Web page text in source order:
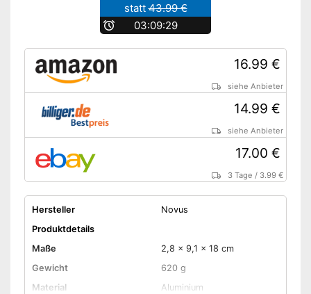
statt 43.99 €
b 03:09:28
16.99 €
siehe Anbieter
14.99 €
siehe Anbieter
17.00 €
3 Tage / 3.99 €
Hersteller
Novus
Produktdetails
Maße
2,8 x 9,1 x 18 cm
Gewicht
620 g
Material
Aluminium